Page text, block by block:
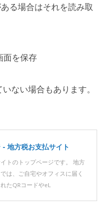
る場合はそれを読み取
面を保存
ない場合もあります。
- 地方税お支払サイト
トのトップページです。 地方
は、ご自宅やオフィスに届く
たQRコードやeL